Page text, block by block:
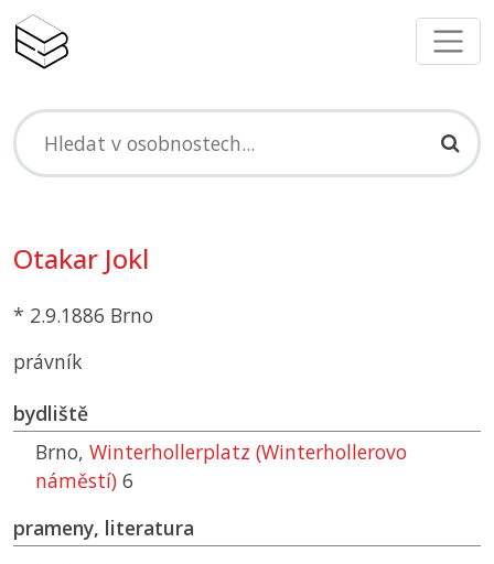
Otakar Jokl
* 2.9.1886 Brno
právník
bydliště
Brno, Winterhollerplatz (Winterhollerovo
náměstí) 6
prameny, literatura